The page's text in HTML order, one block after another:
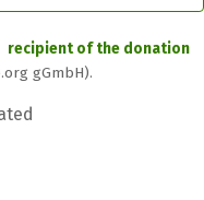
recipient of the donation
gGmbH).